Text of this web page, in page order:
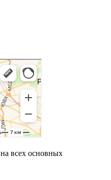
на всех основных